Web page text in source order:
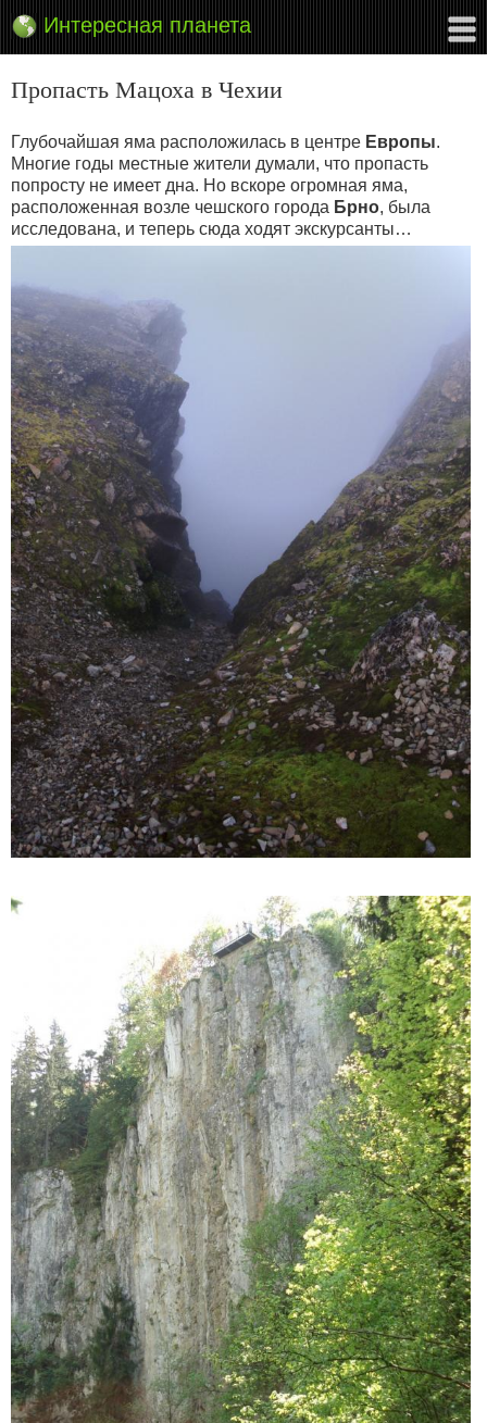
Интересная планета
Пропасть Мацоха в Чехии
Глубочайшая яма расположилась в центре Европы.
Многие годы местные жители думали, что пропасть
попросту не имеет дна. Но вскоре огромная яма,
расположенная возле чешского города Брно, была
исследована, и теперь сюда ходят экскурсанты…